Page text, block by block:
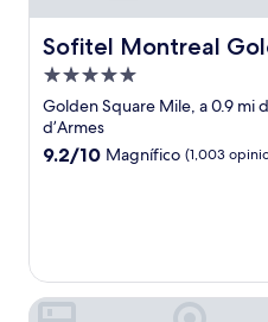
Sofitel Montreal
Sofitel Montreal Golden
Propiedad
de
5.0
estrellas
Golden Square Mile, a 0.9 mi
d’Armes
9.2
9.2/10 Magnífico (1,003
Maison Rasco by Luxury In